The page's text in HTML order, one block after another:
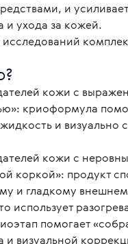
и усиливает
и ухода за кожей.
кожи с
криоформула
и визуально
кожи с
коркой»: продукт
и гладкому
использует
помогает
и визуальной